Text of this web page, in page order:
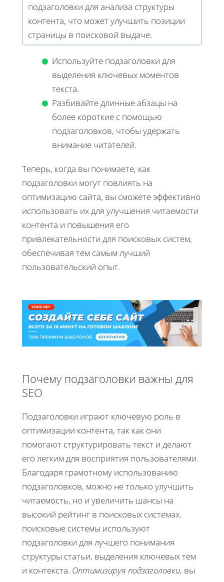
подзаголовки для анализа структуры
контента, что может улучшить позиции
страницы в поисковой выдаче.
Используйте подзаголовки для
выделения ключевых моментов
текста.
Разбивайте длинные абзацы на
более короткие с помощью
подзаголовков, чтобы удержать
внимание читателей.
Теперь, когда вы понимаете, как
подзаголовки могут повлиять на
оптимизацию сайта, вы сможете эффективно
использовать их для улучшения читаемости
контента и повышения его
привлекательности для поисковых систем,
обеспечивая тем самым лучший
пользовательский опыт.
Почему подзаголовки важны для
SEO
Подзаголовки играют ключевую роль в
оптимизации контента, так как они
помогают структурировать текст и делают
его легким для восприятия пользователями.
Благодаря грамотному использованию
подзаголовков, можно не только улучшить
читаемость, но и увеличить шансы на
высокий рейтинг в поисковых системах.
поисковые системы используют
подзаголовки для лучшего понимания
структуры статьи, выделения ключевых тем
и контекста. Оптимизируя подзаголовки, вы